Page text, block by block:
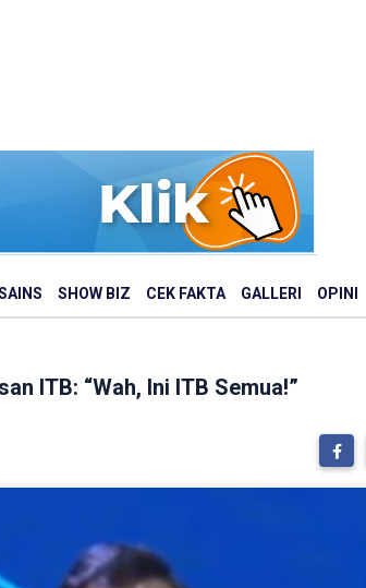
SHOW BIZ CEK FAKTA GALLERI OPINI
ITB: “Wah, Ini ITB Semua!”